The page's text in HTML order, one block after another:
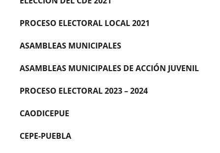
PROCESO ELECTORAL LOCAL 2021
ASAMBLEAS MUNICIPALES
ASAMBLEAS MUNICIPALES DE ACCIÓN JUVENIL
PROCESO ELECTORAL 2023 – 2024
CAODICEPUE
CEPE-PUEBLA